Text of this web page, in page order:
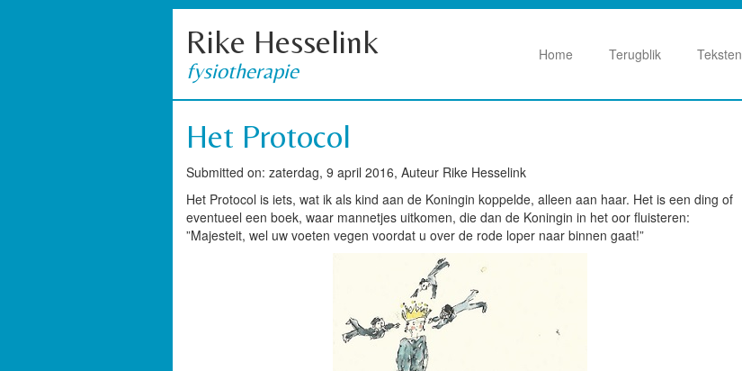
Rike Hesselink
fysiotherapie
Home Terugblik Teksten
Het Protocol
Submitted on: zaterdag, 9 april 2016, Auteur Rike Hesselink
Het Protocol is iets, wat ik als kind aan de Koningin koppelde, alleen aan haar. Het is een ding of
eventueel een boek, waar mannetjes uitkomen, die dan de Koningin in het oor fluisteren:
”Majesteit, wel uw voeten vegen voordat u over de rode loper naar binnen gaat!”